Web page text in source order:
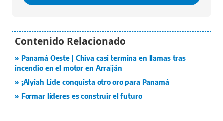
Panamá Oeste | Chiva casi termina en llamas tras
incendio en el motor en Arraiján
¡Alyiah Lide conquista otro oro para Panamá
Formar líderes es construir el futuro